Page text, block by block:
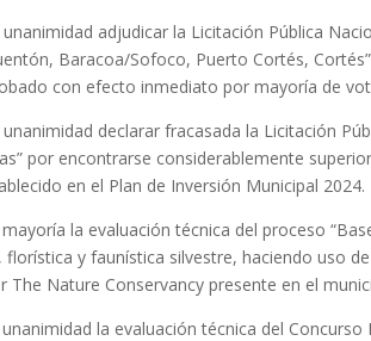
adjudicar la Licitación Pública
Baracoa/Sofoco, Puerto Cortés,
con efecto inmediato por mayoría de
declarar fracasada la Licitación
por encontrarse considerablemente
en el Plan de Inversión Municipal 2024.
la evaluación técnica del proceso
florística y faunística silvestre, haciendo uso
The Nature Conservancy presente en el
la evaluación técnica del